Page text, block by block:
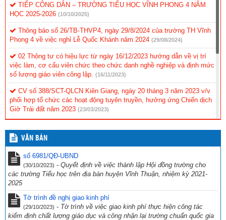
TIẾP CÔNG DÂN – TRƯỜNG TIỂU HỌC VĨNH PHONG 4 NĂM
HỌC 2025-2026 (10/10/2025)
Thông báo số 26/TB-THVP4, ngày 29/8/2024 của trường TH Vĩnh
Phong 4 về việc nghỉ Lễ Quốc Khánh năm 2024 (29/08/2024)
02 Thông tư có hiệu lực từ ngày 16/12/2023 hướng dẫn về vị trí
việc làm, cơ cấu viên chức theo chức danh nghề nghiệp và định mức
số lượng giáo viên công lập. (16/11/2023)
CV số 388/SCT-QLCN Kiên Giang, ngày 20 tháng 3 năm 2023 v/v
phối hợp tổ chức các hoạt động tuyên truyền, hưởng ứng Chiến dịch
Giờ Trái đất năm 2023 (23/03/2023)
Chính phủ Võ Văn Kiệt”
CV 1736/UBND-NC CỦA UBND TỈNH KIÊN GIANG NGÀY
23/9/2022 VỀ VIỆC THỰC HIỆN CÔNG TÁC PHÒNG, CHỐNG TỘI
PHẠM SỬ DỤNG CÔNG NGHỆ CAO.
(29/09/2022)
CV số 2870/SGDĐT-VP, Kiên Giang ngày 26/9/2022 của Sở Giáo
dục & Đào tạo Kiên Giang về việc chủ động ứng phó với bão số 4
năm 2022 (27/09/2022)
VĂN BẢN
số 6981/QĐ-UBND
(30/10/2023) - Quyết định về việc thành lập Hội đồng trường cho
các trường Tiểu học trên địa bàn huyện Vĩnh Thuận, nhiệm kỳ 2021-
2025
Tờ trình đề nghị giao kinh phí
(29/10/2023) - Tờ trình về việc giao kinh phí thực hiện công tác
kiểm định chất lượng giáo dục và công nhận lại trường chuẩn quốc gia